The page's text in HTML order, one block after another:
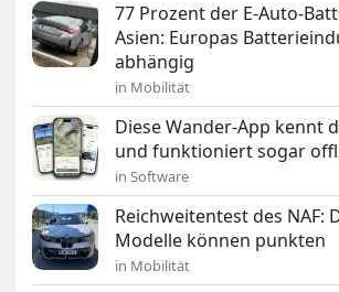
77 Prozent der E-Auto-
Asien: Europas
abhängig
in Mobilität
Diese Wander-App kennt
und funktioniert sogar
in Software
Reichweitentest des NAF:
Modelle können punkten
in Mobilität